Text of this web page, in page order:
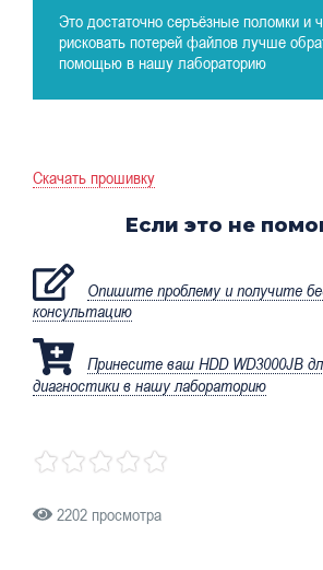
Это достаточно серъёзные поломки и
рисковать потерей файлов лучше
помощью в нашу лабораторию
Скачать прошивку
Если это не
Опишите проблему и получите
консультацию
Принесите ваш HDD WD3000JB
диагностики в нашу лабораторию
2202 просмотра